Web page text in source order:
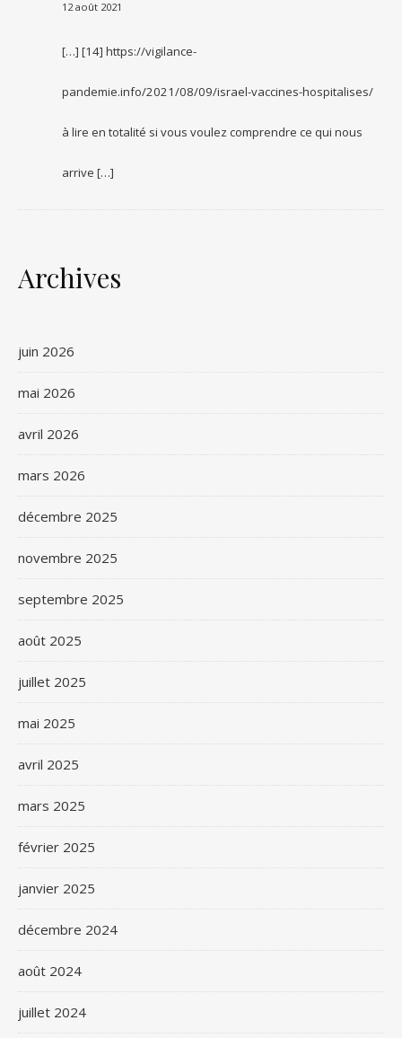
12 août 2021
[…] [14] https://vigilance-
pandemie.info/2021/08/09/israel-vaccines-hospitalises/
à lire en totalité si vous voulez comprendre ce qui nous
arrive […]
Archives
juin 2026
mai 2026
avril 2026
mars 2026
décembre 2025
novembre 2025
septembre 2025
août 2025
juillet 2025
mai 2025
avril 2025
mars 2025
février 2025
janvier 2025
décembre 2024
août 2024
juillet 2024